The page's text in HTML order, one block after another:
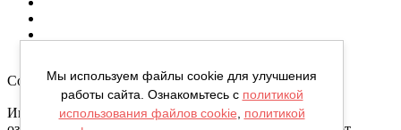
Copyright © noisestop.ru 2026.
Информация о товарах на сайте приведена в целях
Мы используем файлы cookie для улучшения
работы сайта. Ознакомьтесь с политикой
использования файлов cookie
политикой